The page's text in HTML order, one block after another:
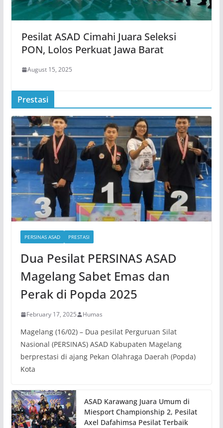
Pesilat ASAD Cimahi Juara Seleksi
PON, Lolos Perkuat Jawa Barat
August 15, 2025
Prestasi
PERSINAS ASAD PRESTASI
Dua Pesilat PERSINAS ASAD
Magelang Sabet Emas dan
Perak di Popda 2025
February 17, 2025 Humas
Magelang (16/02) – Dua pesilat Perguruan Silat
Nasional (PERSINAS) ASAD Kabupaten Magelang
berprestasi di ajang Pekan Olahraga Daerah (Popda)
Kota
ASAD Karawang Juara Umum di
Miesport Championship 2, Pesilat
Axel Dafahimsa Pesilat Terbaik